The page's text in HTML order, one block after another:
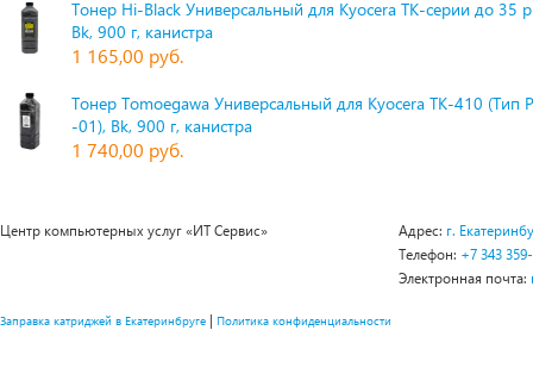
Тонер Hi-Black Универсальный для Kyocera TK-серии до 35
Bk, 900 г, канистра
1 165,00 руб.
Тонер Tomoegawa Универсальный для Kyocera TK-410 (Тип
-01), Bk, 900 г, канистра
1 740,00 руб.
Центр компьютерных услуг «ИТ Сервис» Адрес: г.
Телефон: +7 343
Электронная почта:
Заправка катриджей в Екатеринбруге | Политика конфиденциальности